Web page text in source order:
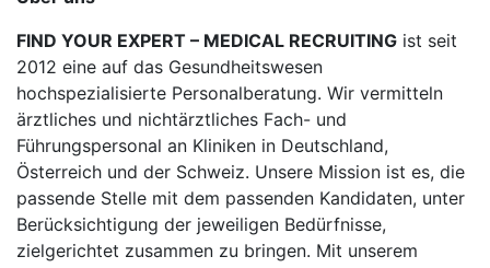
FIND YOUR EXPERT – MEDICAL RECRUITING ist seit
2012 eine auf das Gesundheitswesen
hochspezialisierte Personalberatung. Wir vermitteln
ärztliches und nichtärztliches Fach- und
Führungspersonal an Kliniken in Deutschland,
Österreich und der Schweiz. Unsere Mission ist es, die
passende Stelle mit dem passenden Kandidaten, unter
Berücksichtigung der jeweiligen Bedürfnisse,
zielgerichtet zusammen zu bringen. Mit unserem